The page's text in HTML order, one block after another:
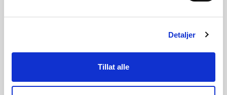
Detaljer
Tillat alle